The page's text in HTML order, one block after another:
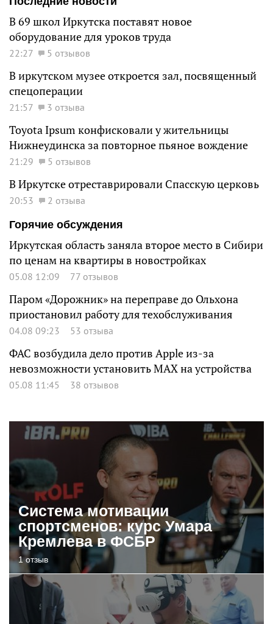
В 69 школ Иркутска поставят новое
оборудование для уроков труда
22:27 5 отзывов
В иркутском музее откроется зал, посвященный
спецоперации
21:57 3 отзыва
Toyota Ipsum конфисковали у жительницы
Нижнеудинска за повторное пьяное вождение
21:29 5 отзывов
В Иркутске отреставрировали Спасскую церковь
20:53
2 отзыва
Горячие обсуждения
Иркутская область заняла второе место в Сибири
по ценам на квартиры в новостройках
05.08 12:09 77 отзывов
Паром «Дорожник» на переправе до Ольхона
приостановил работу для техобслуживания
04.08 09:23 53 отзыва
ФАС возбудила дело против Apple из-за
невозможности установить MAX на устройства
05.08 11:45 38 отзывов
Система мотивации
спортсменов: курс Умара
Кремлева в ФСБР
1 отзыв